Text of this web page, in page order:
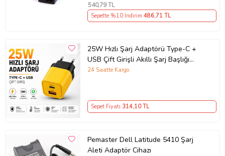
540,79 TL
Sepette %10 İndirim 486,71 TL
25W Hızlı Şarj Adaptörü Type-C +
USB Çift Girişli Akıllı Şarj Başlığı
Kompakt Tasarım
24 Saatte Kargo
Sepet Fiyatı 314,10 TL
Pemaster Dell Latitude 5410 Şarj
Aleti Adaptör Cihazı